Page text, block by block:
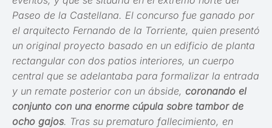
Paseo de la Castellana. El concurso fue ganado por
el arquitecto Fernando de la Torriente, quien presentó
un original proyecto basado en un edificio de planta
rectangular con dos patios interiores, un cuerpo
central que se adelantaba para formalizar la entrada
y un remate posterior con un ábside, coronando el
conjunto con una enorme cúpula sobre tambor de
ocho gajos. Tras su prematuro fallecimiento, en